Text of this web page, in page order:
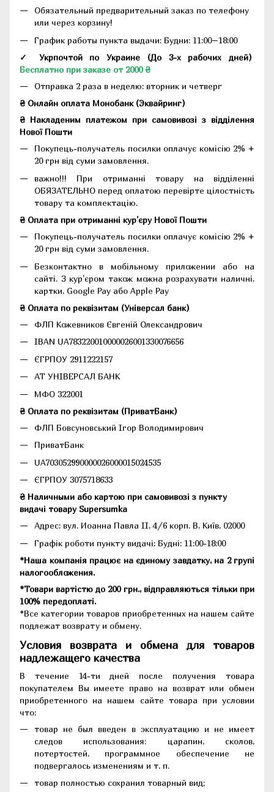
Обязательный предварительный заказ по телефону
или через корзину!
График работы пункта выдачи: Будни: 11:00–18:00
✓ Укрпочтой по Украине (До 3-х рабочих дней)
Бесплатно при заказе от 2000 ₴
Отправка 2 раза в неделю: вторник и четверг
₴ Онлайн оплата Монобанк (Эквайринг)
₴ Накладеним платежом при самовивозі з відділення
Нової Пошти
Покупець-получатель посилки оплачує комісію 2% +
20 грн від суми замовлення.
важно!!! При отриманні товару на відділенні
ОБЯЗАТЕЛЬНО перед оплатою перевірте цілостність
товару та комплектацію.
₴ Оплата при отриманні кур'єру Нової Пошти
Покупець-получатель посилки оплачує комісію 2% +
20 грн від суми замовлення.
Безконтактно в мобільному приложении або на
сайті. З кур'єром також можна розрахувати наличні,
картки, Google Pay або Apple Pay
₴ Оплата по реквізитам (Універсал банк)
ФЛП Кожевников Євгеній Олександрович
IBAN UA783220010000026001330076656
ЄГРПОУ 2911222157
АТ УНІВЕРСАЛ БАНК
МФО 322001
₴ Оплата по реквізитам (ПриватБанк)
ФЛП Бовсуновський Ігор Володимирович
ПриватБанк
UA703052990000026000015024535
ЄГРПОУ 3075718633
₴ Наличными або картою при самовивозі з пункту
видачі товару Supersumka
Адрес: вул. Иоанна Павла II, 4/6 корп. В, Київ, 02000
Графік роботи пункту видачі: Будні: 11:00-18:00
*Наша компанія працює на єдиному завдатку, на 2 групі
налогообложения.
*Товари вартістю до 200 грн., відправляються тільки при
100% передоплаті.
*Все категории товаров приобретенных на нашем сайте
подлежат возврату и обмену.
Условия возврата и обмена для товаров
надлежащего качества
В течение 14-ти дней после получения товара
покупателем Вы имеете право на возврат или обмен
приобретенного на нашем сайте товара при условии
что:
товар не был введен в эксплуатацию и не имеет
следов использования: царапин, сколов,
потертостей, программное обеспечение не
подвергалось изменениям и т. п.
товар полностью сохранил товарный вид;